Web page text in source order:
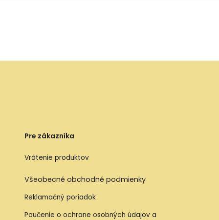
Pre zákazníka
Vrátenie produktov
Všeobecné obchodné podmienky
Reklamačný poriadok
Poučenie o ochrane osobných údajov a